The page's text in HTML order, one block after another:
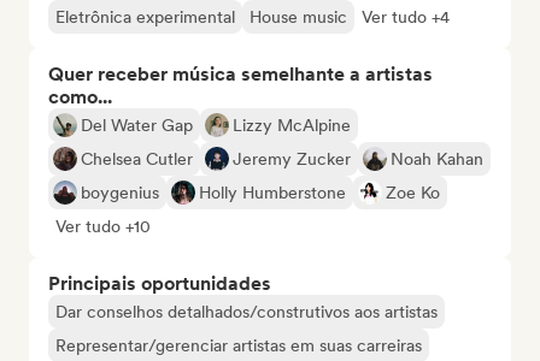
Eletrônica experimental
House music Ver tudo +4
Quer receber música semelhante a artistas
como...
Del Water Gap
Lizzy McAlpine
Chelsea Cutler
Jeremy Zucker
Noah Kahan
boygenius
Holly Humberstone
Zoe Ko
Ver tudo +10
Principais oportunidades
Dar conselhos detalhados/construtivos aos artistas
Representar/gerenciar artistas em suas carreiras